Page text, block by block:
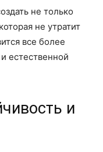
не только
не утратит
все более
естественной
и